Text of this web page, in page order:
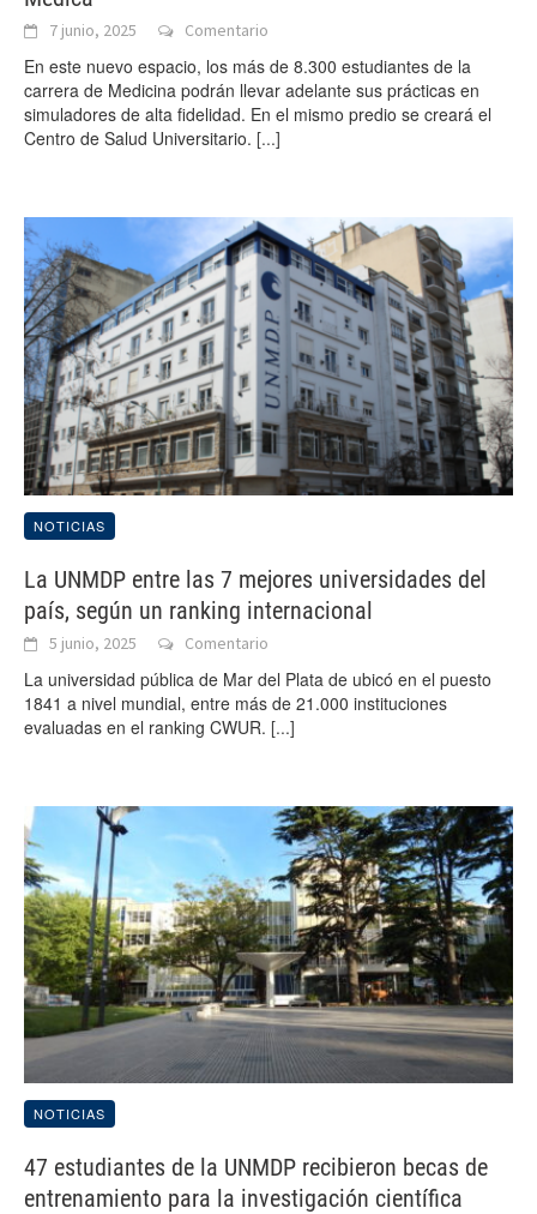
7 junio, 2025 Comentario
En este nuevo espacio, los más de 8.300 estudiantes de la
carrera de Medicina podrán llevar adelante sus prácticas en
simuladores de alta fidelidad. En el mismo predio se creará el
Centro de Salud Universitario. [...]
NOTICIAS
La UNMDP entre las 7 mejores universidades del
país, según un ranking internacional
5 junio, 2025 Comentario
La universidad pública de Mar del Plata de ubicó en el puesto
1841 a nivel mundial, entre más de 21.000 instituciones
evaluadas en el ranking CWUR. [...]
NOTICIAS
47 estudiantes de la UNMDP recibieron becas de
entrenamiento para la investigación científica